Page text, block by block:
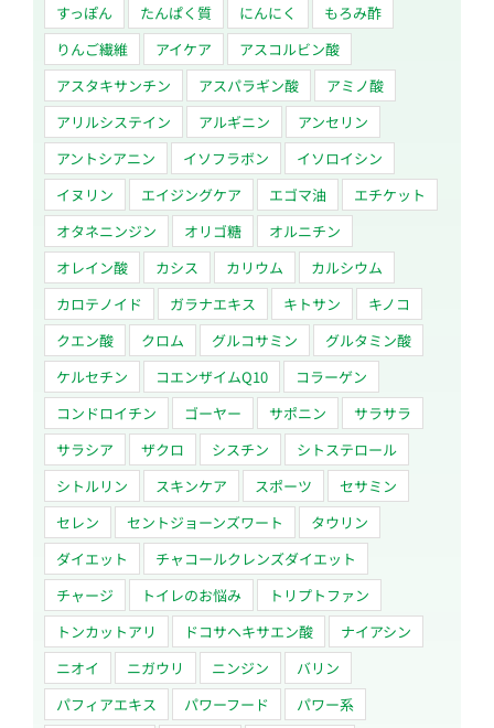
すっぽん
たんぱく質 にんにく
もろみ酢
りんご繊維
アイケア
アスコルビン酸
アスタキサンチン
アスパラギン酸
アミノ酸
アリルシステイン
アルギニン
アンセリン
アントシアニン
イソフラボン
イソロイシン
イヌリン
エイジングケア エゴマ油
エチケット
オタネニンジン
オリゴ糖
オルニチン
オレイン酸
カシス カリウム
カルシウム
カロテノイド
ガラナエキス キトサン
キノコ
クエン酸
クロム グルコサミン
グルタミン酸
ケルセチン
コエンザイムQ10
コラーゲン
コンドロイチン
ゴーヤー サポニン
サラサラ
サラシア
ザクロ シスチン
シトステロール
シトルリン
スキンケア スポーツ
セサミン
セレン
セントジョーンズワート
タウリン
ダイエット
チャコールクレンズダイエット
チャージ
トイレのお悩み
トリプトファン
トンカットアリ
ドコサヘキサエン酸
ナイアシン
ニオイ
ニガウリ ニンジン
バリン
パフィアエキス
パワーフード
パワー系